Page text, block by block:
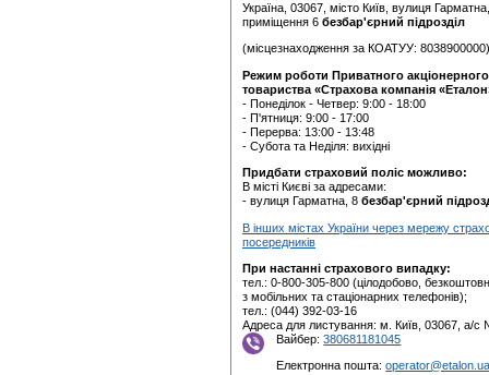
Україна, 03067, місто Київ, вулиця
приміщення 6 безбар'єрний підрозділ
(місцезнаходження за КОАТУУ: 8038900000)
Режим роботи Приватного акцiонерного
товариства «Страхова компанія
- Понеділок - Четвер: 9:00 - 18:00
- П'ятниця: 9:00 - 17:00
- Перерва: 13:00 - 13:48
- Субота та Неділя: вихідні
Придбати страховий поліс можливо:
В місті Києві за адресами:
- вулиця Гарматна, 8 безбар'єрний
В інших містах України через мережу
посередників
При настанні страхового випадку:
тел.: 0-800-305-800 (цілодобово,
з мобільних та стаціонарних телефонів);
тел.: (044) 392-03-16
Адреса для листування: м. Київ, 03067, а/с
Вайбер:380681181045
Електронна пошта: